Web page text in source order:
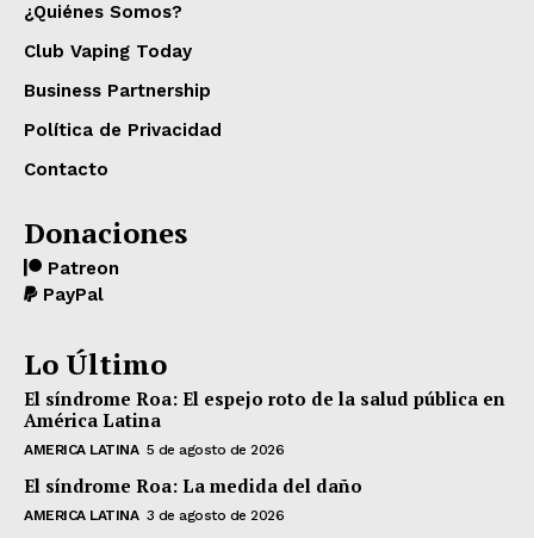
¿Quiénes Somos?
Club Vaping Today
Business Partnership
Política de Privacidad
Contacto
Donaciones
Patreon
PayPal
Lo Último
El síndrome Roa: El espejo roto de la salud pública en
América Latina
AMERICA LATINA 5 de agosto de 2026
El síndrome Roa: La medida del daño
AMERICA LATINA 3 de agosto de 2026